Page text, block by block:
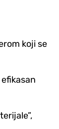
koji se